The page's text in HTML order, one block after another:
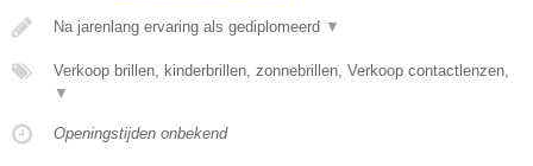
Na jarenlang ervaring als gediplomeerd ▼
Verkoop brillen, kinderbrillen, zonnebrillen, Verkoop contactlenzen,
▼
Openingstijden onbekend